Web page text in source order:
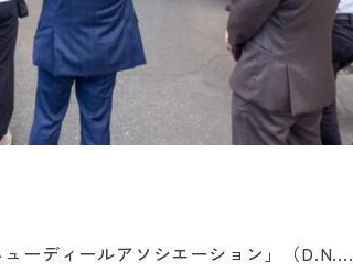
ーディールアソシエーション」（D.N....